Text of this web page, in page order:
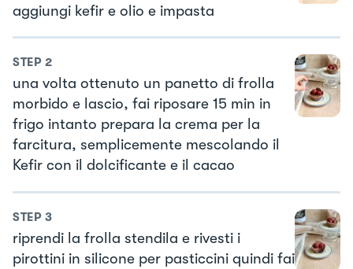
aggiungi kefir e olio e impasta
STEP 2
una volta ottenuto un panetto di frolla
morbido e lascio, fai riposare 15 min in
frigo intanto prepara la crema per la
farcitura, semplicemente mescolando il
Kefir con il dolcificante e il cacao
STEP 3
riprendi la frolla stendila e rivesti i
pirottini in silicone per pasticcini quindi fai